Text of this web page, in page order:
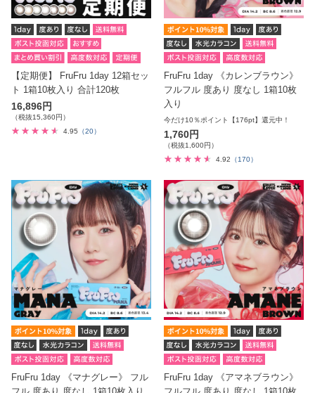
【定期便】 FruFru 1day 12箱セッ
ト 1箱10枚入り 合計120枚
16,896円
（税抜15,360円）
4.95 （20）
FruFru 1day 《カレンブラウン》
フルフル 度あり 度なし 1箱10枚
入り
今だけ10％ポイント【176pt】還元中！
1,760円
（税抜1,600円）
4.92
（170）
FruFru 1day 《マナグレー》 フル
FruFru 1day 《アマネブラウン》